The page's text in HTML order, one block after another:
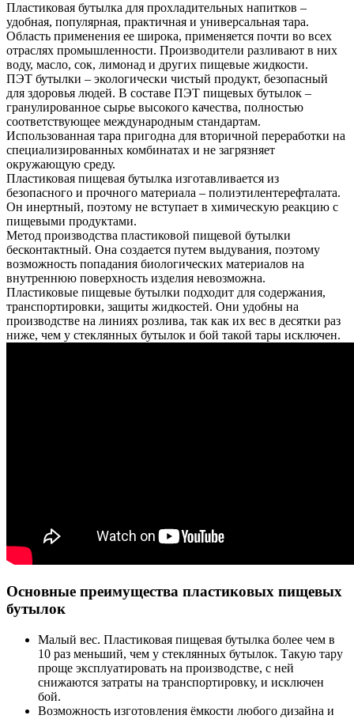
Пластиковая бутылка для прохладительных напитков –
удобная, популярная, практичная и универсальная тара.
Область применения ее широка, применяется почти во всех
отраслях промышленности. Производители разливают в них
воду, масло, сок, лимонад и других пищевые жидкости.
ПЭТ бутылки – экологически чистый продукт, безопасный
для здоровья людей. В составе ПЭТ пищевых бутылок –
гранулированное сырье высокого качества, полностью
соответствующее международным стандартам.
Использованная тара пригодна для вторичной переработки на
специализированных комбинатах и не загрязняет
окружающую среду.
Пластиковая пищевая бутылка изготавливается из
безопасного и прочного материала – полиэтилентерефталата.
Он инертный, поэтому не вступает в химическую реакцию с
пищевыми продуктами.
Метод производства пластиковой пищевой бутылки
бесконтактный. Она создается путем выдувания, поэтому
возможность попадания биологических материалов на
внутреннюю поверхность изделия невозможна.
Пластиковые пищевые бутылки подходит для содержания,
транспортировки, защиты жидкостей. Они удобны на
производстве на линиях розлива, так как их вес в десятки раз
ниже, чем у стеклянных бутылок и бой такой тары исключен.
Основные преимущества пластиковых пищевых
бутылок
Малый вес. Пластиковая пищевая бутылка более чем в
10 раз меньший, чем у стеклянных бутылок. Такую тару
проще эксплуатировать на производстве, с ней
снижаются затраты на транспортировку, и исключен
бой.
Возможность изготовления ёмкости любого дизайна и